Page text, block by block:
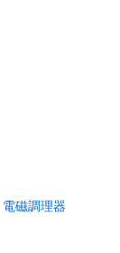
電磁調理器